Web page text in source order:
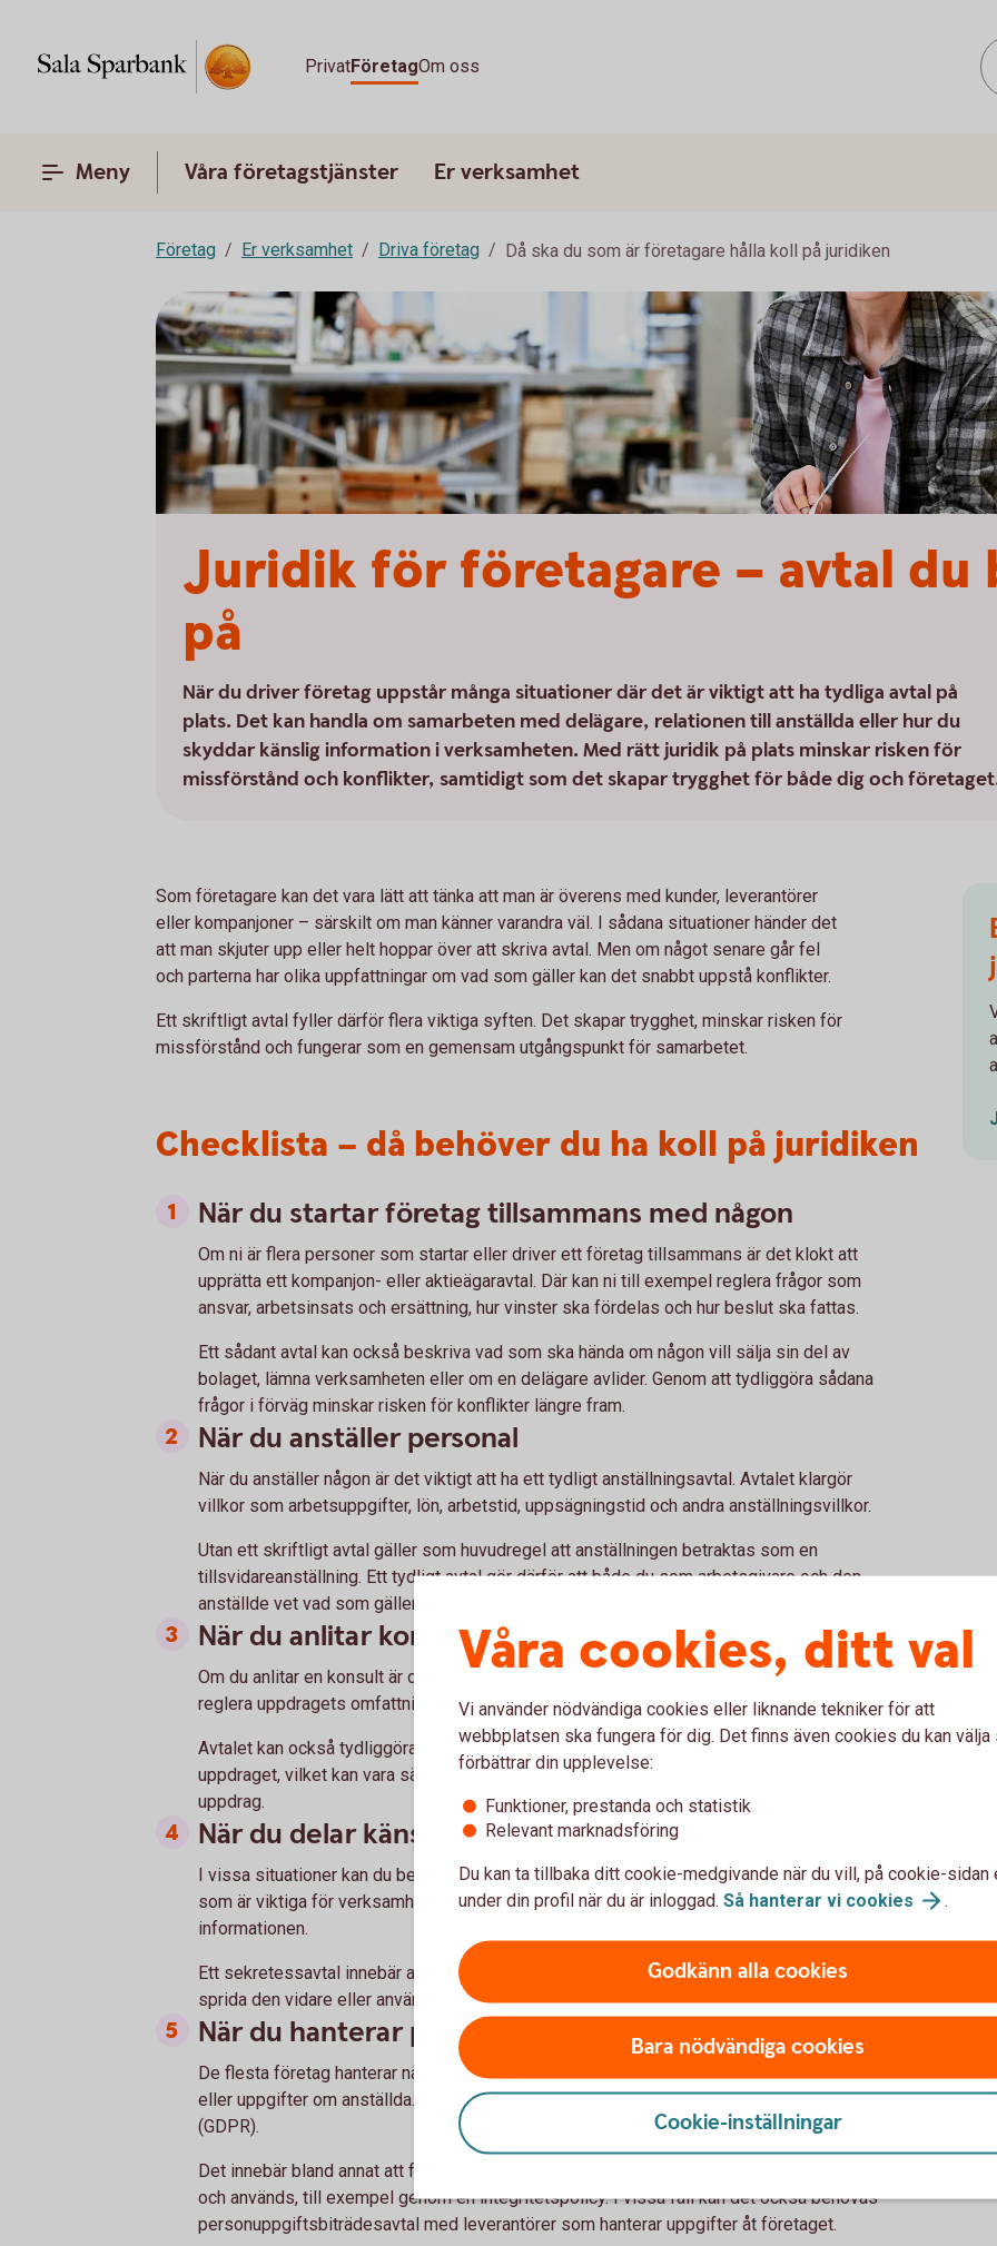
PrivatFöretagOm oss
Meny Våra företagstjänster Er verksamhet
Företag Er verksamhet Driva företag Då ska du som är företagare hålla koll på juridiken
Juridik för företagare – avtal du
på
När du driver företag uppstår många situationer där det är viktigt att ha tydliga avtal på
plats. Det kan handla om samarbeten med delägare, relationen till anställda eller hur du
skyddar känslig information i verksamheten. Med rätt juridik på plats minskar risken för
missförstånd och konflikter, samtidigt som det skapar trygghet för både dig och
Som företagare kan det vara lätt att tänka att man är överens med kunder, leverantörer
eller kompanjoner – särskilt om man känner varandra väl. I sådana situationer händer det
att man skjuter upp eller helt hoppar över att skriva avtal. Men om något senare går fel
och parterna har olika uppfattningar om vad som gäller kan det snabbt uppstå konflikter.
Ett skriftligt avtal fyller därför flera viktiga syften. Det skapar trygghet, minskar risken för
missförstånd och fungerar som en gemensam utgångspunkt för samarbetet.
Checklista – då behöver du ha koll på juridiken
När du startar företag tillsammans med någon
Om ni är flera personer som startar eller driver ett företag tillsammans är det klokt att
upprätta ett kompanjon- eller aktieägaravtal. Där kan ni till exempel reglera frågor som
ansvar, arbetsinsats och ersättning, hur vinster ska fördelas och hur beslut ska fattas.
Ett sådant avtal kan också beskriva vad som ska hända om någon vill sälja sin del av
bolaget, lämna verksamheten eller om en delägare avlider. Genom att tydliggöra sådana
frågor i förväg minskar risken för konflikter längre fram.
När du anställer personal
När du anställer någon är det viktigt att ha ett tydligt anställningsavtal. Avtalet klargör
villkor som arbetsuppgifter, lön, arbetstid, uppsägningstid och andra anställningsvillkor.
Utan ett skriftligt avtal gäller som huvudregel att anställningen betraktas som en
tillsvidareanställning. Ett tydligt avtal gör därför att både du som arbetsgivare och den
anställde vet vad som gäller.
När du anlitar konsulter
Om du anlitar en konsult är det bra att upprätta ett konsultavtal. Där kan ni bland annat
reglera uppdragets omfattning, ersättning, tidsramar och ansvar.
Avtalet kan också tydliggöra frågor som upphovsrätt till material som tas fram inom
uppdraget, vilket kan vara särskilt viktigt vid exempelvis utvecklingsprojekt eller kreativa
uppdrag.
När du delar känslig information
I vissa situationer kan du behöva dela affärsidéer, kundinformation eller andra uppgifter
som är viktiga för verksamheten. Då kan ett sekretessavtal vara ett sätt att skydda
informationen.
Ett sekretessavtal innebär att den som tar del av informationen förbinder sig att inte
sprida den vidare eller använda den på ett sätt som kan skada företaget.
När du hanterar personuppgifter
De flesta företag hanterar någon form av personuppgifter, till exempel kunduppgifter
eller uppgifter om anställda. Då behöver verksamheten följa dataskyddsförordningen
(GDPR).
Det innebär bland annat att företaget ska informera om hur personuppgifter samlas in
och används, till exempel genom en integritetspolicy. I vissa fall kan det också behövas
personuppgiftsbiträdesavtal med leverantörer som hanterar uppgifter åt företaget.
Våra cookies, ditt val
Vi använder nödvändiga cookies eller liknande tekniker för att
webbplatsen ska fungera för dig. Det finns även cookies du kan välja
förbättrar din upplevelse:
Funktioner, prestanda och statistik
Relevant marknadsföring
Du kan ta tillbaka ditt cookie-medgivande när du vill, på cookie-sidan
under din profil när du är inloggad. Så hanterar vi cookies .
Godkänn alla cookies
Bara nödvändiga cookies
Cookie-inställningar